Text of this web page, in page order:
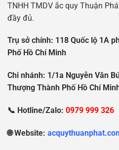
TNHH TMDV ắc quy Thuận
đầy đủ.
Trụ sởchính: 118 Quốc l ộ 1A
Phố Hồ Chí Minh
Chi nhánh: 1/1a Nguyễn Văn B
Thượng Thành Phố Hồ Chí
📞 Hotline/Zalo: 0979 999 326
🌐 Website: